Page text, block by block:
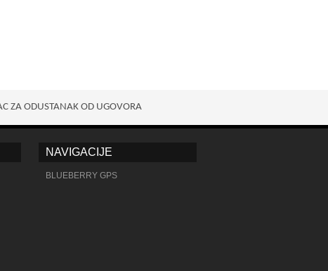
ZA ODUSTANAK OD UGOVORA
NAVIGACIJE
BLUEBERRY GPS